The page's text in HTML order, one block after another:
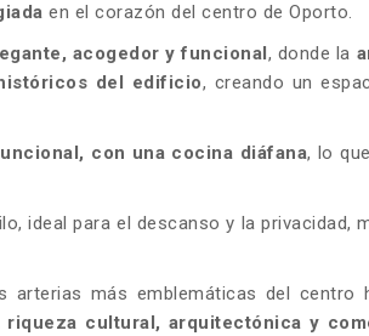
en el corazón del centro de Oporto.
acogedor y funcional, donde la
del edificio, creando un
con una cocina diáfana, lo
ideal para el descanso y la privacidad,
arterias más emblemáticas del centro
riqueza cultural, arquitectónica y